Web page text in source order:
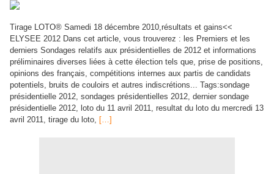
Tirage LOTO® Samedi 18 décembre 2010,résultats et gains<<
ELYSEE 2012 Dans cet article, vous trouverez : les Premiers et les
derniers Sondages relatifs aux présidentielles de 2012 et informations
préliminaires diverses liées à cette élection tels que, prise de positions,
opinions des français, compétitions internes aux partis de candidats
potentiels, bruits de couloirs et autres indiscrétions... Tags:sondage
présidentielle 2012, sondages présidentielles 2012, dernier sondage
présidentielle 2012, loto du 11 avril 2011, resultat du loto du mercredi 13
avril 2011, tirage du loto, […]